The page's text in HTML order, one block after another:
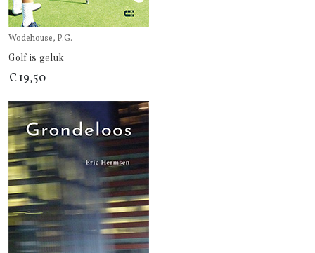
Wodehouse, P.G.
Golf is geluk
€ 19,50